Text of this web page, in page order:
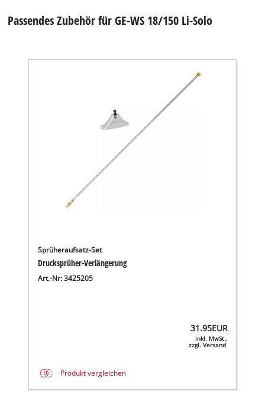
Passendes Zubehör für GE-WS 18/150 Li-Solo
Sprüheraufsatz-Set
Drucksprüher-Verlängerung
Art.-Nr: 3425205
31.95EUR
inkl. MwSt.,
zzgl. Versand
Produkt vergleichen